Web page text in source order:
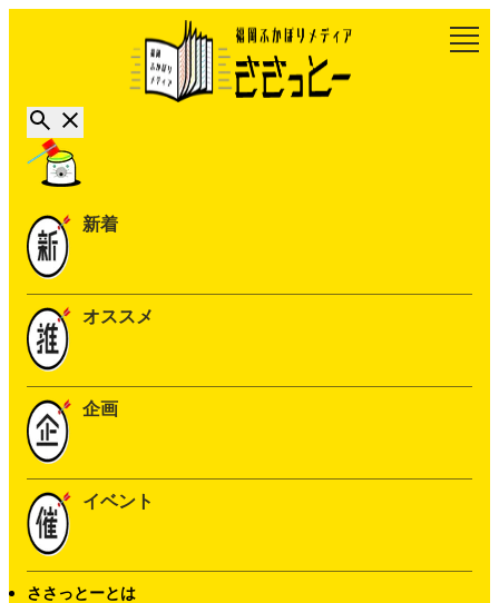
新着
オススメ
企画
イベント
ささっとーとは